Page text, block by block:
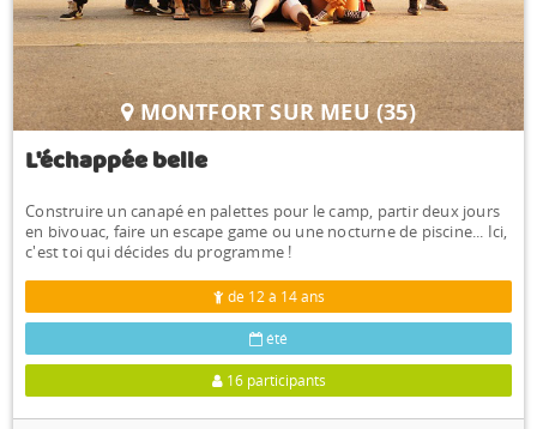
MONTFORT SUR MEU (35)
L'échappée belle
Construire un canapé en palettes pour le camp, partir deux jours
en bivouac, faire un escape game ou une nocturne de piscine... Ici,
c'est toi qui décides du programme !
de 12 à 14 ans
été
16 participants